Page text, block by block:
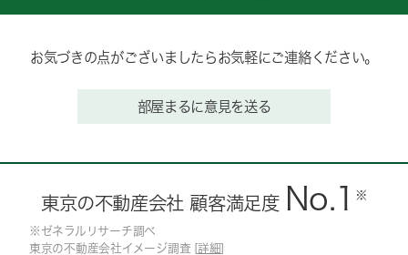
お気づきの点がございましたらお気軽にご連絡ください。
部屋まるに意見を送る
東京の不動産会社 顧客満足度 No.1 ※
※ゼネラルリサーチ調べ
東京の不動産会社イメージ調査 [ 詳細